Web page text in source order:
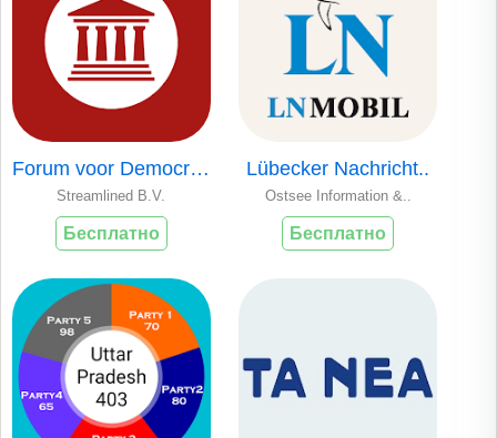
Forum voor Democra..
Streamlined B.V.
Бесплатно
Lübecker Nachricht..
Ostsee Information &..
Бесплатно